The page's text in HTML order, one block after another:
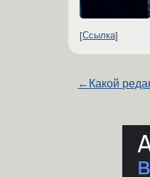
Ссылка
← Какой